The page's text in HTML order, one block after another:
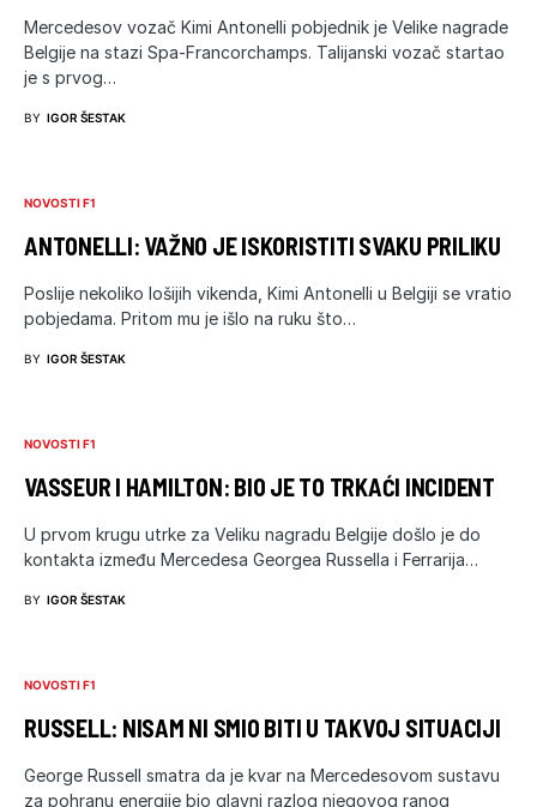
Mercedesov vozač Kimi Antonelli pobjednik je Velike nagrade
Belgije na stazi Spa-Francorchamps. Talijanski vozač startao
je s prvog…
BY IGOR ŠESTAK
NOVOSTI F1
ANTONELLI: VAŽNO JE ISKORISTITI SVAKU PRILIKU
Poslije nekoliko lošijih vikenda, Kimi Antonelli u Belgiji se vratio
pobjedama. Pritom mu je išlo na ruku što…
BY IGOR ŠESTAK
NOVOSTI F1
VASSEUR I HAMILTON: BIO JE TO TRKAĆI INCIDENT
U prvom krugu utrke za Veliku nagradu Belgije došlo je do
kontakta između Mercedesa Georgea Russella i Ferrarija…
BY IGOR ŠESTAK
NOVOSTI F1
RUSSELL: NISAM NI SMIO BITI U TAKVOJ SITUACIJI
George Russell smatra da je kvar na Mercedesovom sustavu
za pohranu energije bio glavni razlog njegovog ranog